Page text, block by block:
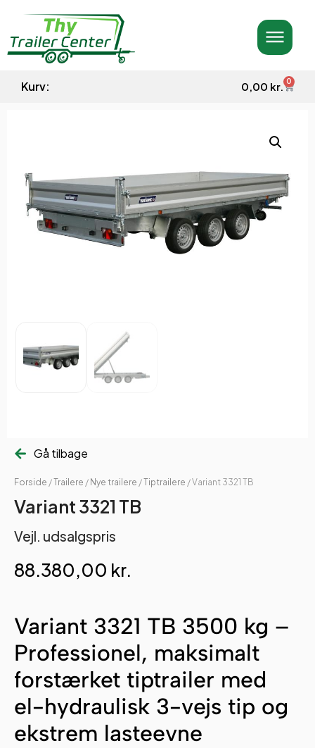
Kurv: 0,00 kr. 0
Gå tilbage
Forside /Trailere / Nye trailere /Tiptrailere / Variant 3321 TB
Variant 3321 TB
Vejl. udsalgspris
88.380,00 kr.
Variant 3321 TB 3500 kg –
Professionel, maksimalt
forstærket tiptrailer med
el-hydraulisk 3-vejs tip og
ekstrem lasteevne